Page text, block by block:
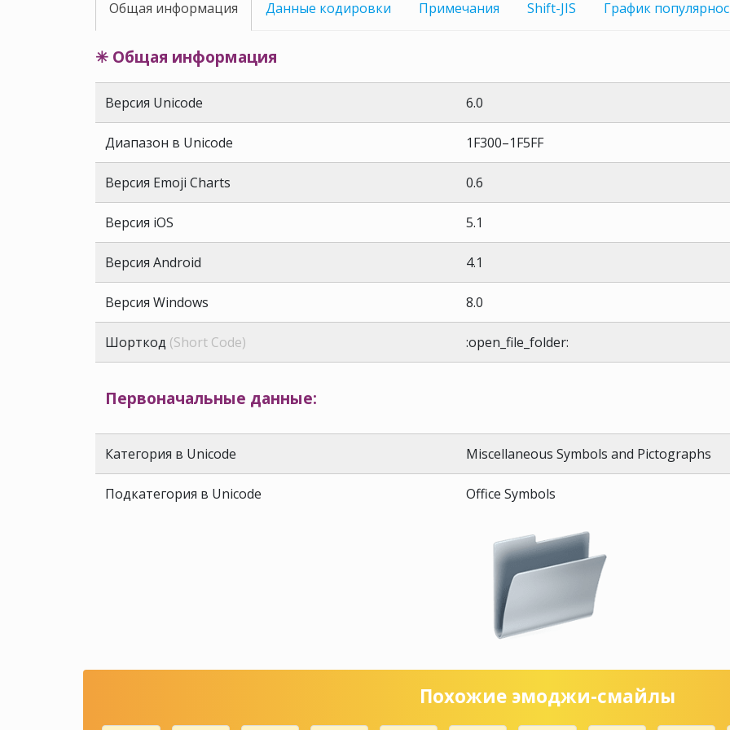
Общая информация Данные кодировки Примечания Shift-JIS График
✳ Общая информация
Версия Unicode 6.0
Диапазон в Unicode 1F300–1F5FF
Версия Emoji Charts 0.6
Версия iOS 5.1
Версия Android 4.1
Версия Windows 8.0
Шорткод (Short Code) :open_file_folder:
Первоначальные данные:
Категория в Unicode Miscellaneous Symbols and Pictographs
Подкатегория в Unicode Office Symbols
Похожие эмоджи-смайлы